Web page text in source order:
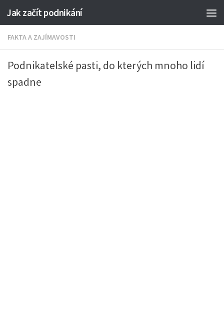
Jak začít podnikání
FAKTA A ZAJÍMAVOSTI
Podnikatelské pasti, do kterých mnoho lidí
spadne